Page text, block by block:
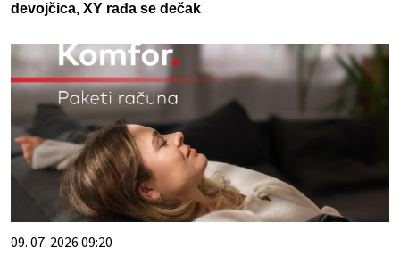
devojčica, XY rađa se dečak
09. 07. 2026 09:20